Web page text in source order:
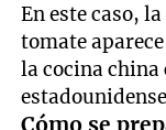
En este caso,
tomate
la cocina china
Cómo se